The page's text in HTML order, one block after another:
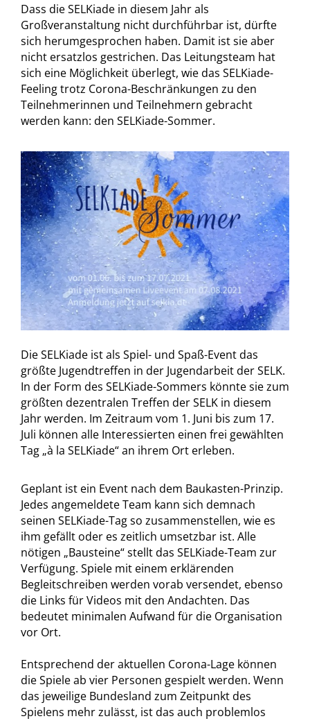
Dass die SELKiade in diesem Jahr als
Großveranstaltung nicht durchführbar ist, dürfte
sich herumgesprochen haben. Damit ist sie aber
nicht ersatzlos gestrichen. Das Leitungsteam hat
sich eine Möglichkeit überlegt, wie das SELKiade-
Feeling trotz Corona-Beschränkungen zu den
Teilnehmerinnen und Teilnehmern gebracht
werden kann: den SELKiade-Sommer.
Die SELKiade ist als Spiel- und Spaß-Event das
größte Jugendtreffen in der Jugendarbeit der SELK.
In der Form des SELKiade-Sommers könnte sie zum
größten dezentralen Treffen der SELK in diesem
Jahr werden. Im Zeitraum vom 1. Juni bis zum 17.
Juli können alle Interessierten einen frei gewählten
Tag „à la SELKiade“ an ihrem Ort erleben.
Geplant ist ein Event nach dem Baukasten-Prinzip.
Jedes angemeldete Team kann sich demnach
seinen SELKiade-Tag so zusammenstellen, wie es
ihm gefällt oder es zeitlich umsetzbar ist. Alle
nötigen „Bausteine“ stellt das SELKiade-Team zur
Verfügung. Spiele mit einem erklärenden
Begleitschreiben werden vorab versendet, ebenso
die Links für Videos mit den Andachten. Das
bedeutet minimalen Aufwand für die Organisation
vor Ort.
Entsprechend der aktuellen Corona-Lage können
die Spiele ab vier Personen gespielt werden. Wenn
das jeweilige Bundesland zum Zeitpunkt des
Spielens mehr zulässt, ist das auch problemlos